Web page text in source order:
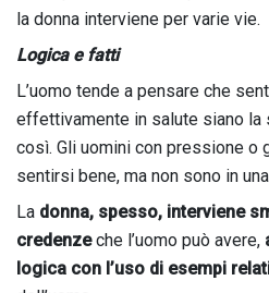
la donna interviene per varie vie.
Logica e fatti
L’uomo tende a pensare che
effettivamente in salute siano la
così. Gli uomini con pressione o
sentirsi bene, ma non sono in
La donna, spesso, interviene
credenzeche l’uomo può avere,
logica con l’uso di esempi